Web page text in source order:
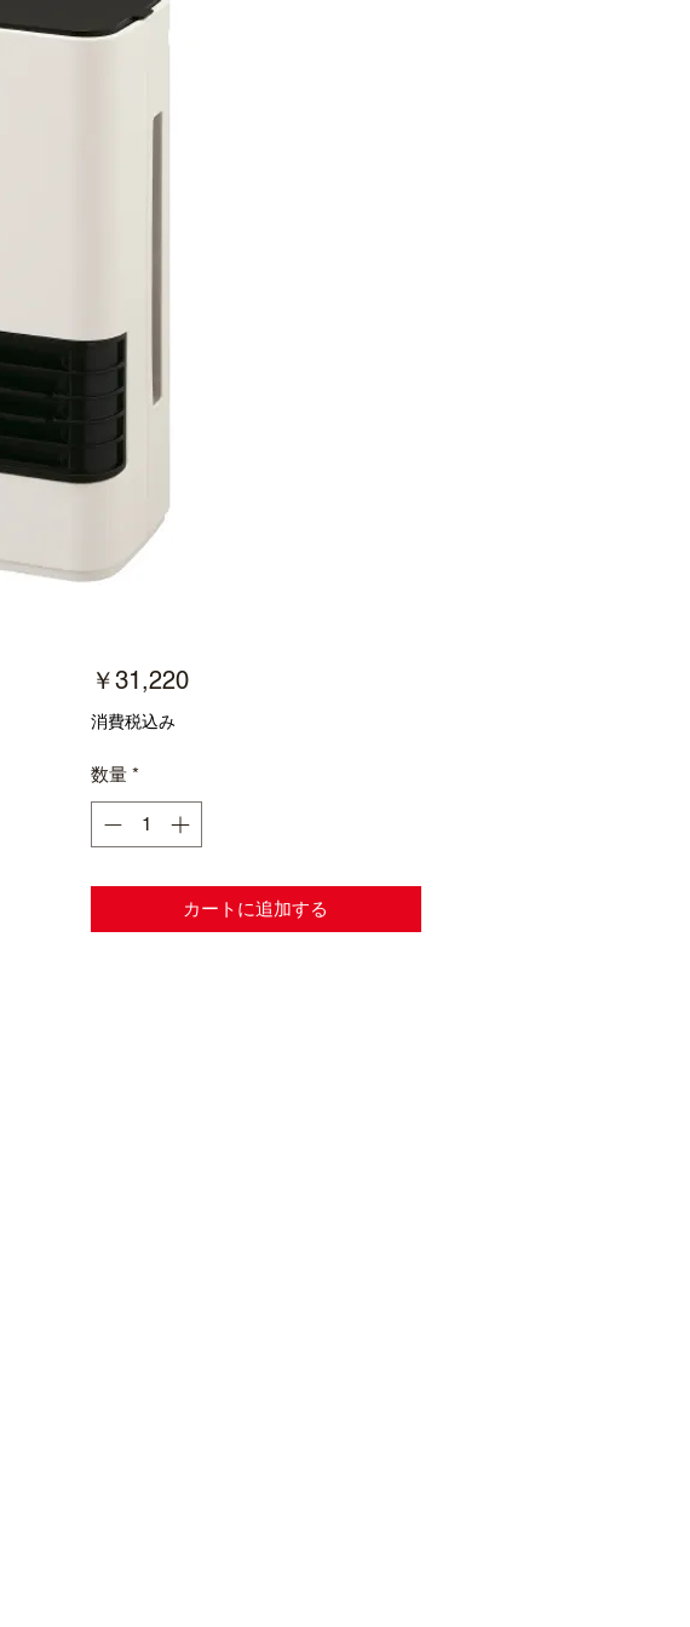
￥31,220価
消費税込み
数量 *
カートに追加する